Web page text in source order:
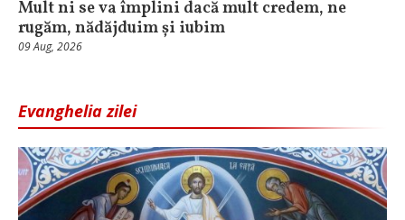
Mult ni se va împlini dacă mult credem, ne
rugăm, nădăjduim și iubim
09 Aug, 2026
Evanghelia zilei